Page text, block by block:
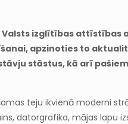
Valsts izglītības attīstības
apzinoties to
stāstus, kā arī
teju ikvienā moderni
datorgrafika, mājas lapu